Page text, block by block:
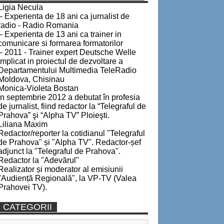
Ligia Necula
Experienta de 18 ani ca jurnalist de
- Radio Romania
Experienta de 13 ani ca trainer in
si formarea formatorilor
2011 - Trainer expert Deutsche Welle
in proiectul de dezvoltare a
Multimedia TeleRadio
Chisinau
Violeta Bostan
În septembrie 2012 a debutat în profesia
jurnalist, fiind redactor la “Telegraful de
şi “Alpha TV” Ploieşti.
Liliana Maxim
reporter la cotidianul "Telegraful
Prahova" și "Alpha TV". Redactor-șef
la "Telegraful de Prahova".
la "Adevărul"
și moderator al emisiunii
Regională", la VP-TV (Valea
TV).
CATEGORII